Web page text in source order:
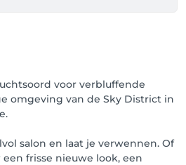
voor verbluffende
omgeving van de Sky District in
salon en laat je verwennen. Of
frisse nieuwe look, een